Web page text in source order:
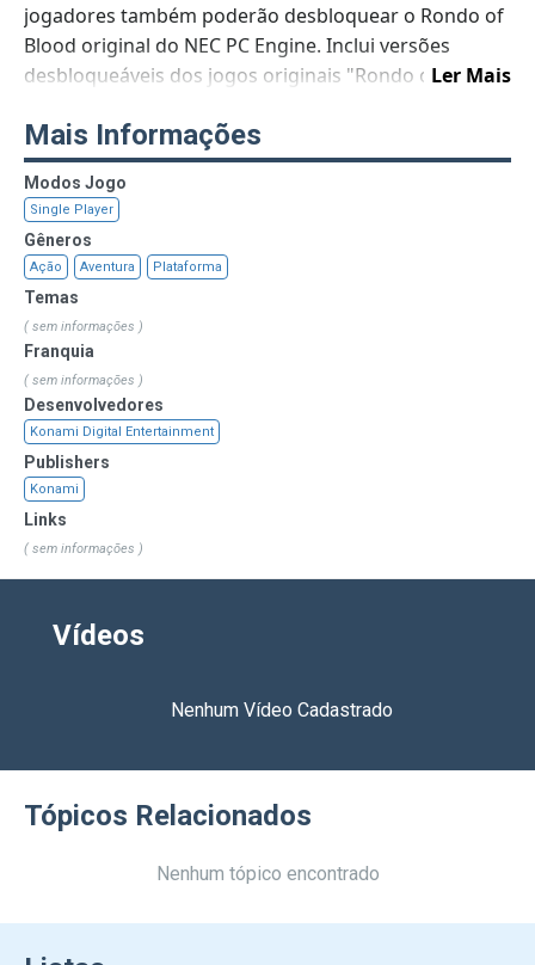
Ler Mais
jogadores também poderão desbloquear o Rondo of
Blood original do NEC PC Engine. Inclui versões
desbloqueáveis dos jogos originais "Rondo of Blood"
Ação de rolagem lateral atemporal por mais de 10
estágios góticos e áreas ocultas adicionais. Retorne
aos níveis concluídos anteriormente para encontrar
segredos adicionais.
Mais Informações
Modos Jogo
Single Player
Gêneros
Ação Aventura Plataforma
Temas
( sem informações )
Franquia
( sem informações )
Desenvolvedores
Konami Digital Entertainment
Publishers
Konami
Links
( sem informações )
Vídeos
Nenhum Vídeo Cadastrado
Tópicos Relacionados
Nenhum tópico encontrado